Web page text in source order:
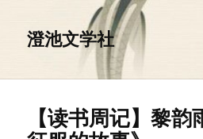
澄池文学社
【读书周记】黎